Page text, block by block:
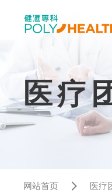
医疗
网站首页 医疗